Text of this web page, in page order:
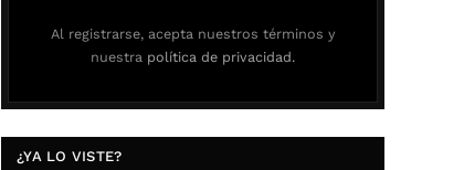
Al registrarse, acepta nuestros términos y
nuestra política de privacidad.
¿YA LO VISTE?